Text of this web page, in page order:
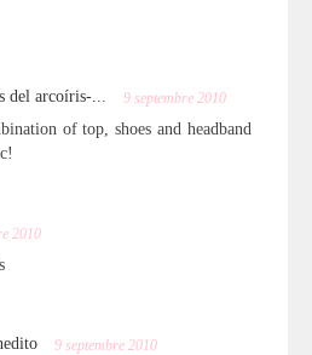
del arcoíris-... 9 septembre 2010
of top, shoes and headband
2010
9 septembre 2010